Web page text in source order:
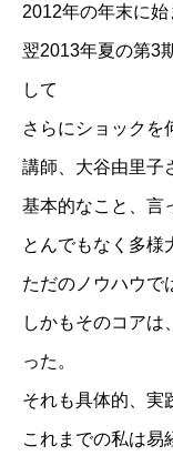
2012年の年末に始
翌2013年夏の第3
して
さらにショックを
講師、大谷由里子
基本的なこと、言
とんでもなく多様
ただのノウハウで
しかもそのコアは
った。
それも具体的、実
これまでの私は易